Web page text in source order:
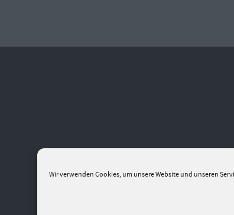
Wir verwenden Cookies, um unsere Website und unseren